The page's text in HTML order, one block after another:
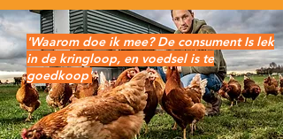
Alphons de roy
Vof de roy
'Waarom doe ik mee? De consument Is lek
in de kringloop, en voedsel is te
goedkoop'